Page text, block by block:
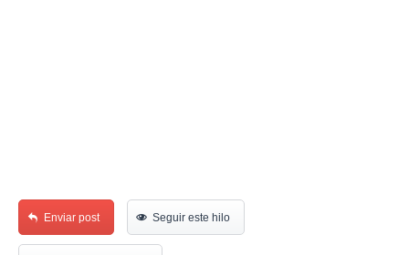
Enviar post Seguir este hilo